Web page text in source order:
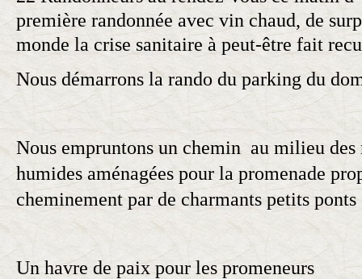
première randonnée avec vin chaud, de
monde la crise sanitaire à peut-être fait
Nous démarrons la rando du parking du
Nous empruntons un chemin au milieu des
humides aménagées pour la promenade
cheminement par de charmants petits ponts
Un havre de paix pour les promeneurs